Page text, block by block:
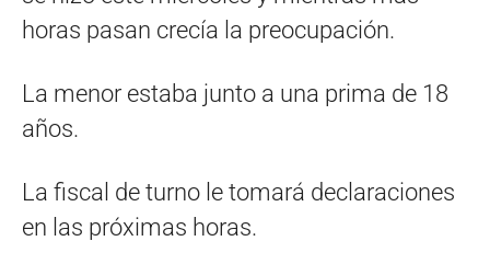
horas pasan crecía la preocupación.
La menor estaba junto a una prima de 18
años.
La fiscal de turno le tomará declaraciones
en las próximas horas.